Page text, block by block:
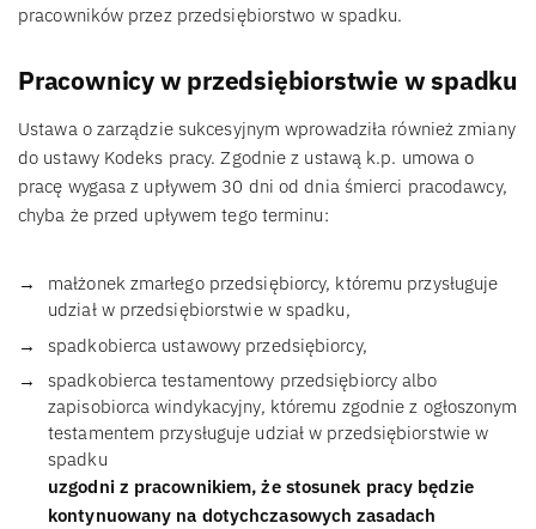
pracowników przez przedsiębiorstwo w spadku.
Pracownicy w przedsiębiorstwie w spadku
Ustawa o zarządzie sukcesyjnym wprowadziła również zmiany
do ustawy Kodeks pracy. Zgodnie z ustawą k.p. umowa o
pracę wygasa z upływem 30 dni od dnia śmierci pracodawcy,
chyba że przed upływem tego terminu:
małżonek zmarłego przedsiębiorcy, któremu przysługuje
udział w przedsiębiorstwie w spadku,
spadkobierca ustawowy przedsiębiorcy,
spadkobierca testamentowy przedsiębiorcy albo
zapisobiorca windykacyjny, któremu zgodnie z ogłoszonym
testamentem przysługuje udział w przedsiębiorstwie w
spadku
uzgodni z pracownikiem, że stosunek pracy będzie
kontynuowany na dotychczasowych zasadach